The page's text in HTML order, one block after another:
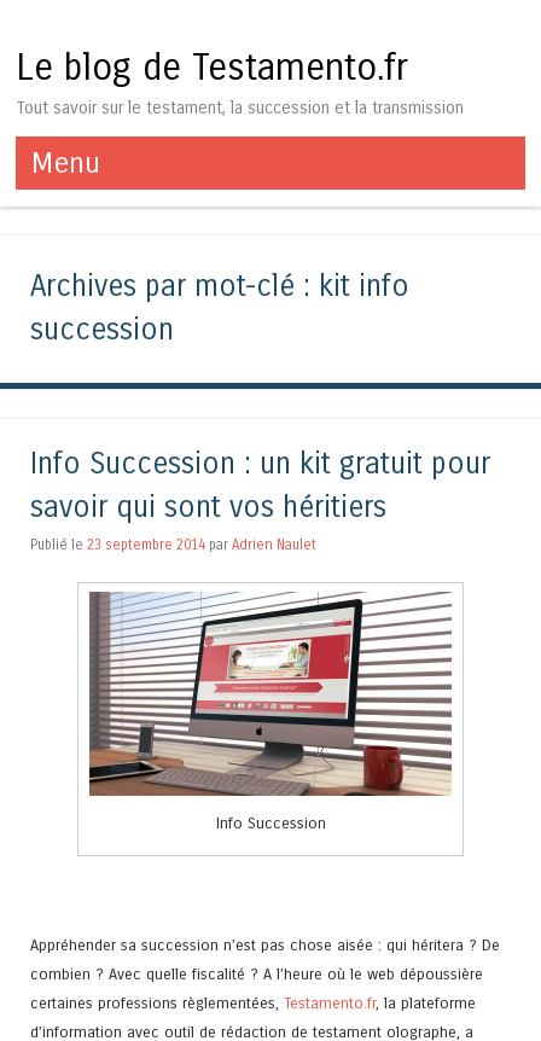
Le blog de Testamento.fr
Tout savoir sur le testament, la succession et la transmission
Menu
Aller au contenu
Archives par mot-clé : kit info
succession
Info Succession : un kit gratuit pour
savoir qui sont vos héritiers
Publié le 23 septembre 2014 par Adrien Naulet
Info Succession
Appréhender sa succession n’est pas chose aisée : qui héritera ? De
combien ? Avec quelle fiscalité ? A l’heure où le web dépoussière
certaines professions règlementées, Testamento.fr, la plateforme
d’information avec outil de rédaction de testament olographe, a